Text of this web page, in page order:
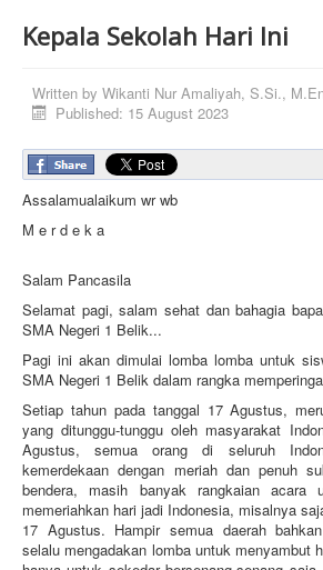
Kepala Sekolah Hari Ini
Written by Wikanti Nur Amaliyah, S.Si.,
Published: 15 August 2023
Assalamualaikum wr wb
M e r d e k a
Salam Pancasila
Selamat pagi, salam sehat dan bahagia
SMA Negeri 1 Belik...
Pagi ini akan dimulai lomba lomba untuk
SMA Negeri 1 Belik dalam rangka
Setiap tahun pada tanggal 17 Agustus,
yang ditunggu-tunggu oleh masyarakat
Agustus, semua orang di seluruh
kemerdekaan dengan meriah dan penuh
bendera, masih banyak rangkaian acara
memeriahkan hari jadi Indonesia, misalnya
17 Agustus. Hampir semua daerah
selalu mengadakan lomba untuk menyambut